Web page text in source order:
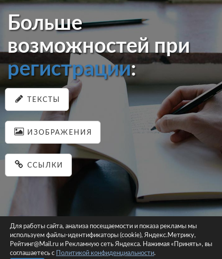
Больше
возможностей при
регистрации:
ТЕКСТЫ
ИЗОБРАЖЕНИЯ
ССЫЛКИ
© 2026 pastein.ru |Пользовательское соглашение|Политика
конфиденциальности
Для работы сайта, анализа посещаемости и показа рекламы мы
используем файлы-идентификаторы (cookie), Яндекс.Метрику,
Рейтинг@Mail.ru и Рекламную сеть Яндекса. Нажимая «Принять», вы
соглашаетесь с
Политикой конфиденциальности.